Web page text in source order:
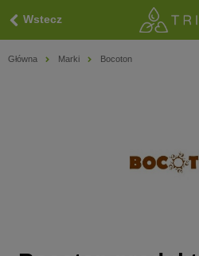
Wstecz
Główna Marki Bocoton